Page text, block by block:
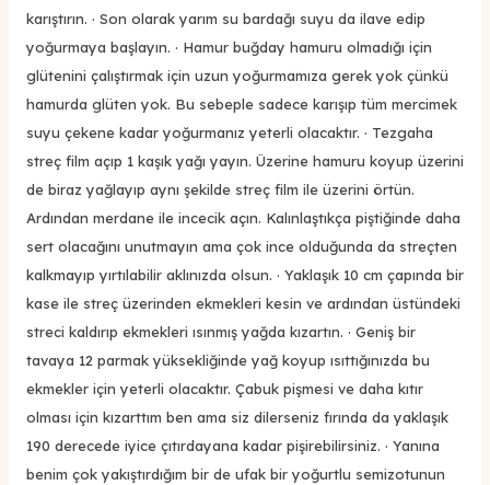
karıştırın. · Son olarak yarım su bardağı suyu da ilave edip
yoğurmaya başlayın. · Hamur buğday hamuru olmadığı için
glütenini çalıştırmak için uzun yoğurmamıza gerek yok çünkü
hamurda glüten yok. Bu sebeple sadece karışıp tüm mercimek
suyu çekene kadar yoğurmanız yeterli olacaktır. · Tezgaha
streç film açıp 1 kaşık yağı yayın. Üzerine hamuru koyup üzerini
de biraz yağlayıp aynı şekilde streç film ile üzerini örtün.
Ardından merdane ile incecik açın. Kalınlaştıkça piştiğinde daha
sert olacağını unutmayın ama çok ince olduğunda da streçten
kalkmayıp yırtılabilir aklınızda olsun. · Yaklaşık 10 cm çapında bir
kase ile streç üzerinden ekmekleri kesin ve ardından üstündeki
streci kaldırıp ekmekleri ısınmış yağda kızartın. · Geniş bir
tavaya 12 parmak yüksekliğinde yağ koyup ısıttığınızda bu
ekmekler için yeterli olacaktır. Çabuk pişmesi ve daha kıtır
olması için kızarttım ben ama siz dilerseniz fırında da yaklaşık
190 derecede iyice çıtırdayana kadar pişirebilirsiniz. · Yanına
benim çok yakıştırdığım bir de ufak bir yoğurtlu semizotunun